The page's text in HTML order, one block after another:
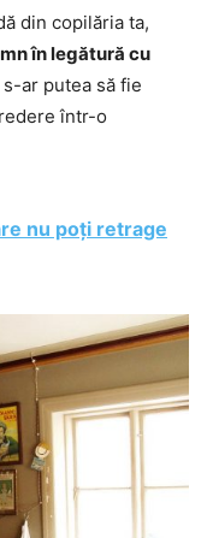
din copilăria ta,
în legătură cu
s-ar putea să fie
într-o
nu poți retrage